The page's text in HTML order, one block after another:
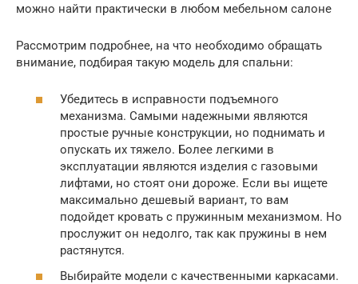
можно найти практически в любом мебельном салоне
Рассмотрим подробнее, на что необходимо обращать
внимание, подбирая такую модель для спальни:
Убедитесь в исправности подъемного
механизма. Самыми надежными являются
простые ручные конструкции, но поднимать и
опускать их тяжело. Более легкими в
эксплуатации являются изделия с газовыми
лифтами, но стоят они дороже. Если вы ищете
максимально дешевый вариант, то вам
подойдет кровать с пружинным механизмом. Но
прослужит он недолго, так как пружины в нем
растянутся.
Выбирайте модели с качественными каркасами.